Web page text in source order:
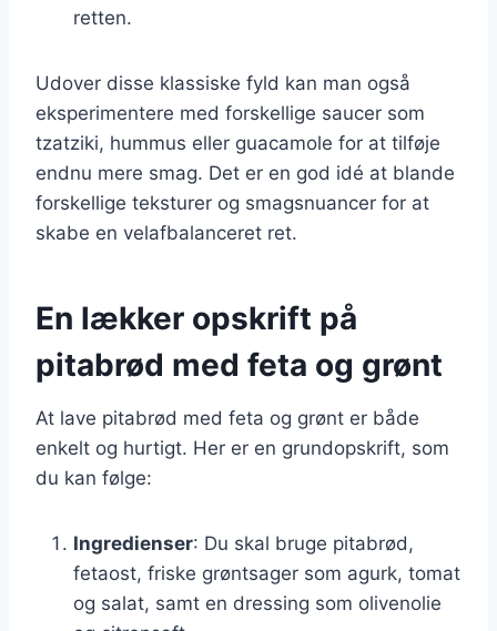
retten.
Udover disse klassiske fyld kan man også
eksperimentere med forskellige saucer som
tzatziki, hummus eller guacamole for at tilføje
endnu mere smag. Det er en god idé at blande
forskellige teksturer og smagsnuancer for at
skabe en velafbalanceret ret.
En lækker opskrift på
pitabrød med feta og grønt
At lave pitabrød med feta og grønt er både
enkelt og hurtigt. Her er en grundopskrift, som
du kan følge:
Ingredienser: Du skal bruge pitabrød,
fetaost, friske grøntsager som agurk, tomat
og salat, samt en dressing som olivenolie